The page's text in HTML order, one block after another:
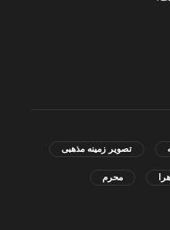
تصویر زمینه مذهبی
محرم